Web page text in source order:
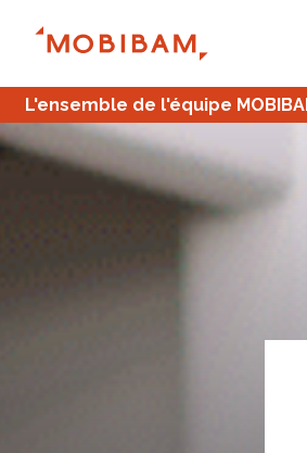
L'ensemble de l'équipe